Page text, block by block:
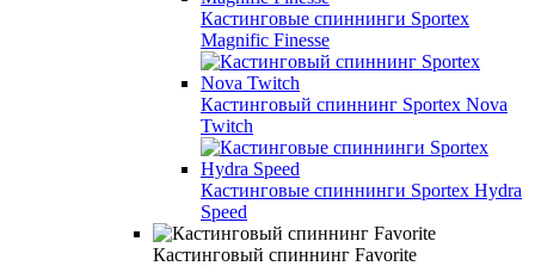
Кастинговые спиннинги Sportex
Magnific Finesse
Кастинговый спиннинг Sportex Nova
Twitch
Кастинговые спиннинги Sportex Hydra
Speed
Кастинговый спиннинг Favorite